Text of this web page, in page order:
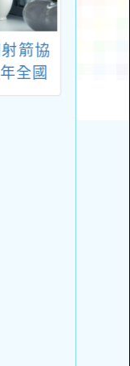
箭協
全國
錦標